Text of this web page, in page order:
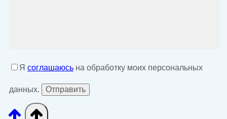
Я соглашаюсь на обработку моих персональных
данных.